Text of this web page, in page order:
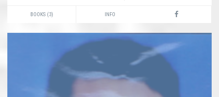
BOOKS (3) INFO